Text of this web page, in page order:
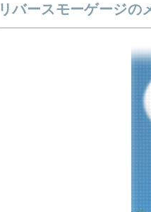
リバースモーゲージの